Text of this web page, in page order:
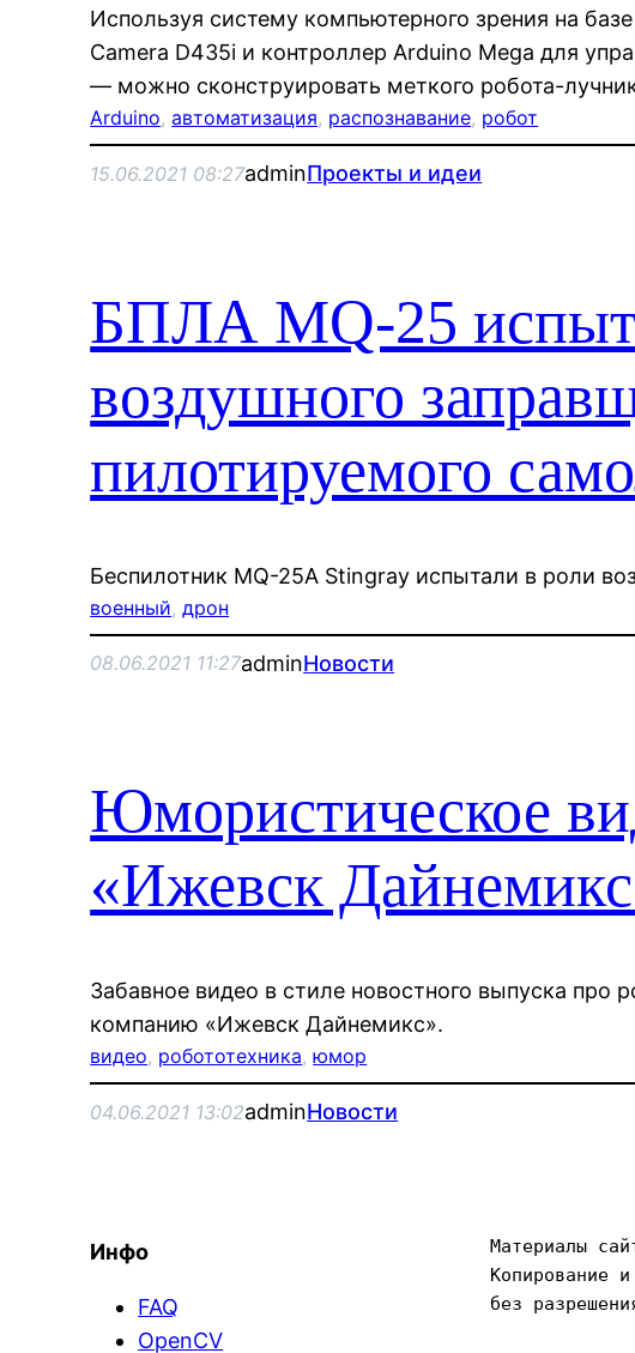
Используя систему компьютерного зрения на
Camera D435i и контроллер Arduino Mega для
— можно сконструировать меткого робота-
Arduino, автоматизация, распознавание, робот
15.06.2021 08:27adminПроекты и идеи
БПЛА MQ-25
воздушного
пилотируемого
Беспилотник MQ-25A Stingray испытали в роли
военный, дрон
08.06.2021 11:27adminНовости
Юмористическое
«Ижевск
Забавное видео в стиле новостного выпуска про
компанию «Ижевск Дайнемикс».
видео, робототехника, юмор
04.06.2021 13:02adminНовости
Инфо
FAQ
OpenCV
Материалы
Копирование
без